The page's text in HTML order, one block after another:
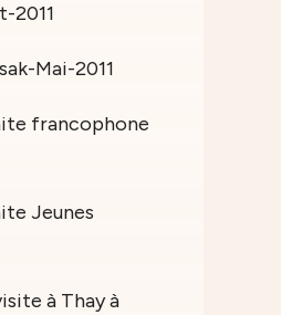
2011
Mai-2011
francophone
Jeunes
à Thay à